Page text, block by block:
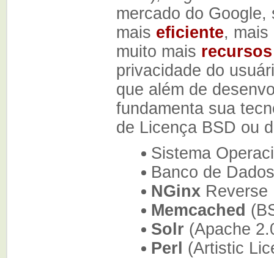
mercado do Google,
mais eficiente, mais
muito mais recursos
privacidade do
que além de
fundamenta sua
de Licença BSD ou
Sistema
Banco de
NGinx Reverse
Memcached
Solr (Apache
Perl (Artistic